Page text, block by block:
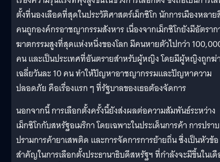
ตั้งที่นองเลือดที่สุดในประวัติศาสตร์เม็กซิโก นักการเมืองหลา
คนถูกองค์กรอาชญากรรมสังหาร เนื่องจากเม็กซิโกยังมีอัตราก
ฆาตกรรมสูงที่สุดแห่งหนึ่งของโลก มีคนหายตัวไปกว่า
คน และเป็นประเทศที่อันตรายสำหรับผู้หญิง โดยมีผู้หญิงถูกฆ่
เฉลี่ยวันละ 10 คน ทำให้ปัญหาอาชญากรรมและปัญหาความ
ปลอดภัย คือเรื่องแรก ๆ ที่รัฐบาลของเธอต้องจัดการ
นอกจากนี้ การเลือกตั้งครั้งนี้ยังส่งผลต่อความสัมพันธ์ระหว่าง
เม็กซิโกกับสหรัฐอเมริกา โดยเฉพาะในประเด็นการค้า การปราบ
ปรามการค้ายาเสพติด และการจัดการการย้ายถิ่น ซึ่งเป็นหัวข้อ
สำคัญในการเลือกตั้งประธานาธิบดีสหรัฐฯ ที่กำลังจะมีขึ้นในเ